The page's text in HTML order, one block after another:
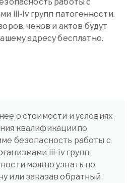
iii-iv групп патогенности.
чеков и актов будут
адресу бесплатно.
о стоимости и условиях
квалификациипо
безопасность работы с
iii-iv групп
можно узнать по
или заказавобратный